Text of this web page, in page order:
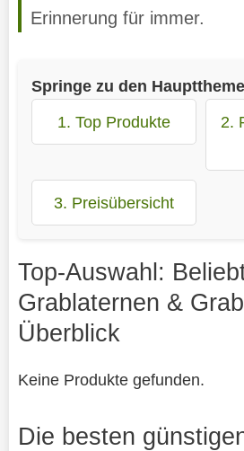
Erinnerung für immer.
Springe zu den
1. Top Produkte
2.
3. Preisübersicht
Top-Auswahl:
Grablaternen &
Überblick
Keine Produkte gefunden.
Die besten